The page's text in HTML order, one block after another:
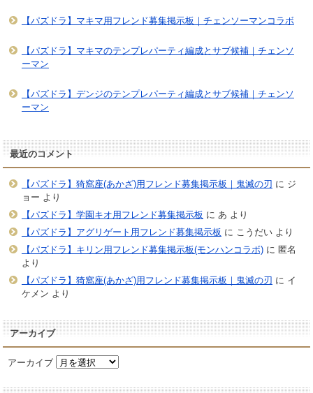
【パズドラ】マキマ用フレンド募集掲示板｜チェンソーマンコラボ
【パズドラ】マキマのテンプレパーティ編成とサブ候補｜チェンソ
ーマン
【パズドラ】デンジのテンプレパーティ編成とサブ候補｜チェンソ
ーマン
最近のコメント
【パズドラ】猗窩座(あかざ)用フレンド募集掲示板｜鬼滅の刃 に ジ
ョー より
【パズドラ】学園キオ用フレンド募集掲示板 に あ より
【パズドラ】アグリゲート用フレンド募集掲示板 に こうだいより
【パズドラ】キリン用フレンド募集掲示板(モンハンコラボ)に 匿名
より
【パズドラ】猗窩座(あかざ)用フレンド募集掲示板｜鬼滅の刃 に イ
ケメン より
アーカイブ
アーカイブ